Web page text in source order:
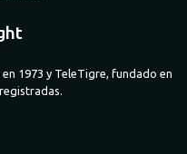
1973 y TeleTigre, fundado en